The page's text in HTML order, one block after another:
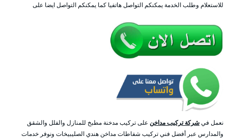
للاستعلام وطلب الخدمة يمكنكم التواصل هاتفيا كما يمكنكم التواصل ايضا على
نعمل فيشركة تركيب مداخن على تركيب مدخنة مطبخ للمنازل والفلل والشقق
والمدارس عبر أفضل فني تركيب شفاطات مداخن هندي الصليبيخات ونوفر خدمات